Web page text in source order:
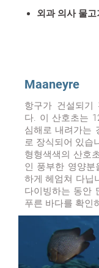
외과 의사 물고
Maaneyre
항구가 건설되기
다. 이 산호초는
심해로 내려가는
로 장식되어 있습
형형색색의 산호
인 풍부한 영양분
하게 헤엄쳐 다닙
다이빙하는 동안
푸른 바다를 확인